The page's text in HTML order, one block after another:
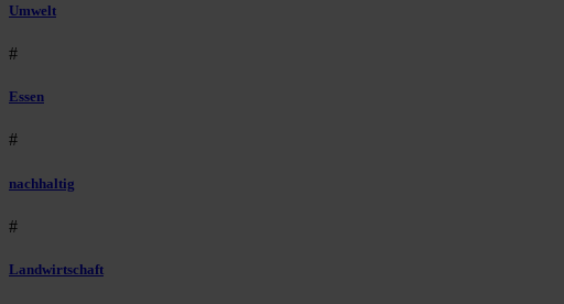
Umwelt
#
Essen
#
nachhaltig
#
Landwirtschaft